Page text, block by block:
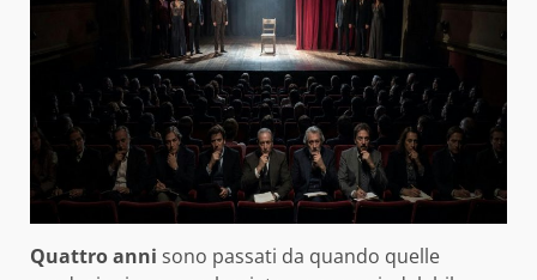
Quattro anni sono passati da quando quelle